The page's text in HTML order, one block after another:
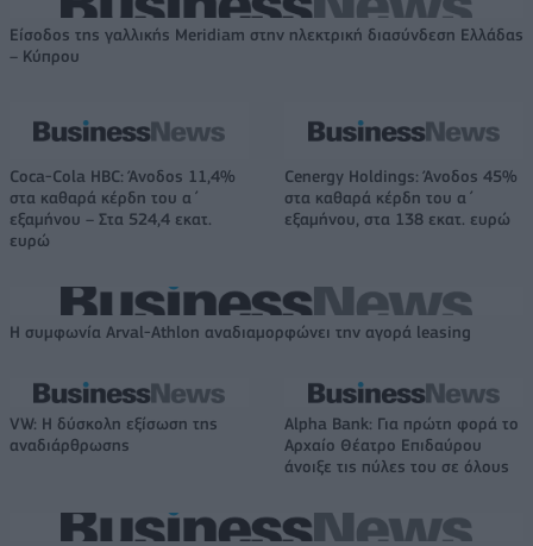
Είσοδος της γαλλικής Meridiam στην ηλεκτρική διασύνδεση Ελλάδας
– Κύπρου
Coca-Cola HBC: Άνοδος 11,4%
στα καθαρά κέρδη του α΄
εξαμήνου – Στα 524,4 εκατ.
ευρώ
Cenergy Holdings: Άνοδος 45%
στα καθαρά κέρδη του α΄
εξαμήνου, στα 138 εκατ. ευρώ
Η συμφωνία Arval-Athlon αναδιαμορφώνει την αγορά leasing
VW: Η δύσκολη εξίσωση της
αναδιάρθρωσης
Alpha Bank: Για πρώτη φορά το
Αρχαίο Θέατρο Επιδαύρου
άνοιξε τις πύλες του σε όλους